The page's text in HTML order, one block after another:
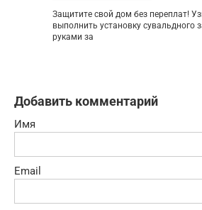
Защитите свой дом без переплат!
выполнить установку сувальдного
руками за
Добавить комментарий
Имя
Email